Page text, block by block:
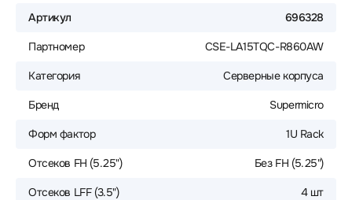
Артикул 696328
Партномер CSE-LA15TQC-R860AW
Категория Серверные корпуса
Бренд Supermicro
Форм фактор 1U Rack
Отсеков FH (5.25") Без FH (5.25")
Отсеков LFF (3.5") 4 шт